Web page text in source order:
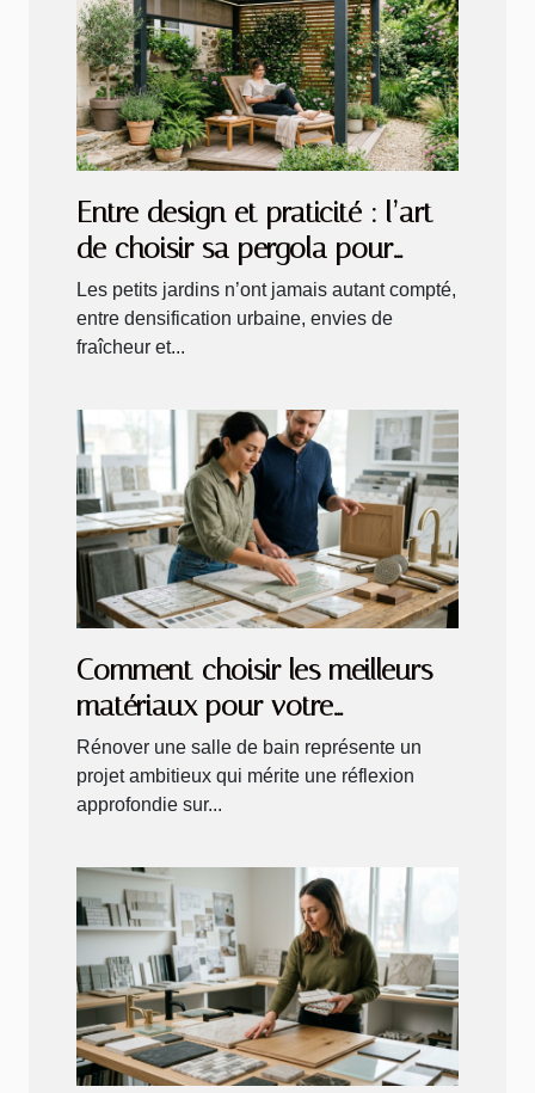
Entre design et praticité : l’art
de choisir sa pergola pour
petits jardins
Les petits jardins n’ont jamais autant compté,
entre densification urbaine, envies de
fraîcheur et...
Comment choisir les meilleurs
matériaux pour votre
rénovation de salle de bain ?
Rénover une salle de bain représente un
projet ambitieux qui mérite une réflexion
approfondie sur...